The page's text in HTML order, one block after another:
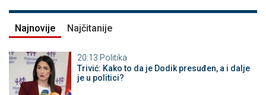
Najnovije Najčitanije
20:13 Politika
Trivić: Kako to da je Dodik presuđen, a i dalje
je u politici?